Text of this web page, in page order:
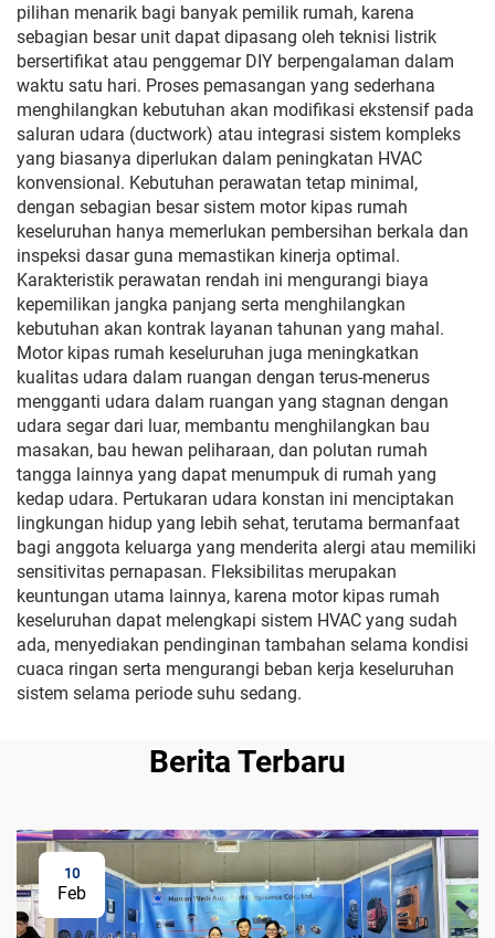
pilihan menarik bagi banyak pemilik rumah, karena
sebagian besar unit dapat dipasang oleh teknisi listrik
bersertifikat atau penggemar DIY berpengalaman dalam
waktu satu hari. Proses pemasangan yang sederhana
menghilangkan kebutuhan akan modifikasi ekstensif pada
saluran udara (ductwork) atau integrasi sistem kompleks
yang biasanya diperlukan dalam peningkatan HVAC
konvensional. Kebutuhan perawatan tetap minimal,
dengan sebagian besar sistem motor kipas rumah
keseluruhan hanya memerlukan pembersihan berkala dan
inspeksi dasar guna memastikan kinerja optimal.
Karakteristik perawatan rendah ini mengurangi biaya
kepemilikan jangka panjang serta menghilangkan
kebutuhan akan kontrak layanan tahunan yang mahal.
Motor kipas rumah keseluruhan juga meningkatkan
kualitas udara dalam ruangan dengan terus-menerus
mengganti udara dalam ruangan yang stagnan dengan
udara segar dari luar, membantu menghilangkan bau
masakan, bau hewan peliharaan, dan polutan rumah
tangga lainnya yang dapat menumpuk di rumah yang
kedap udara. Pertukaran udara konstan ini menciptakan
lingkungan hidup yang lebih sehat, terutama bermanfaat
bagi anggota keluarga yang menderita alergi atau memiliki
sensitivitas pernapasan. Fleksibilitas merupakan
keuntungan utama lainnya, karena motor kipas rumah
keseluruhan dapat melengkapi sistem HVAC yang sudah
ada, menyediakan pendinginan tambahan selama kondisi
cuaca ringan serta mengurangi beban kerja keseluruhan
sistem selama periode suhu sedang.
Berita Terbaru
10
Feb